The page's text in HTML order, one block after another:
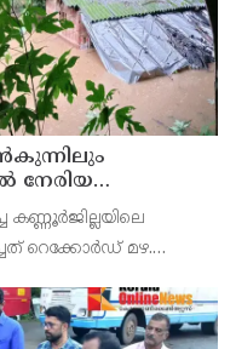
നേരിയ
മാറ്റി
കണ്ണൂർജില്ലയിലെ
റെക്കോർഡ് മഴ.